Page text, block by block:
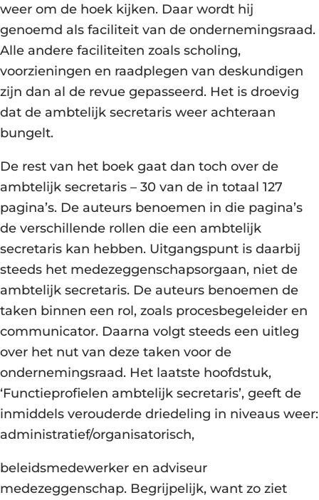
weer om de hoek kijken. Daar wordt hij
genoemd als faciliteit van de ondernemingsraad.
Alle andere faciliteiten zoals scholing,
voorzieningen en raadplegen van deskundigen
zijn dan al de revue gepasseerd. Het is droevig
dat de ambtelijk secretaris weer achteraan
bungelt.
De rest van het boek gaat dan toch over de
ambtelijk secretaris – 30 van de in totaal 127
pagina’s. De auteurs benoemen in die pagina’s
de verschillende rollen die een ambtelijk
secretaris kan hebben. Uitgangspunt is daarbij
steeds het medezeggenschapsorgaan, niet de
ambtelijk secretaris. De auteurs benoemen de
taken binnen een rol, zoals procesbegeleider en
communicator. Daarna volgt steeds een uitleg
over het nut van deze taken voor de
ondernemingsraad. Het laatste hoofdstuk,
‘Functieprofielen ambtelijk secretaris’, geeft de
inmiddels verouderde driedeling in niveaus weer:
administratief/organisatorisch,
beleidsmedewerker en adviseur
medezeggenschap. Begrijpelijk, want zo ziet